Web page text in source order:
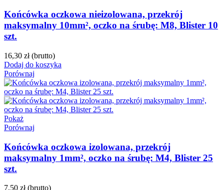
Końcówka oczkowa nieizolowana, przekrój
maksymalny 10mm², oczko na śrubę: M8, Blister 10
szt.
16,30 zł (brutto)
Dodaj do koszyka
Porównaj
Pokaż
Porównaj
Końcówka oczkowa izolowana, przekrój
maksymalny 1mm², oczko na śrubę: M4, Blister 25
szt.
7,50 zł (brutto)